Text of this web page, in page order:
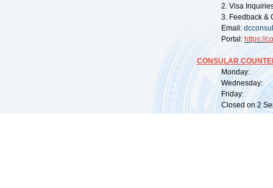
2. Visa
3. Feedback &
Email:
Portal: https://
CONSULAR
Monday:
Wednesday:
Friday:
Closed on 2